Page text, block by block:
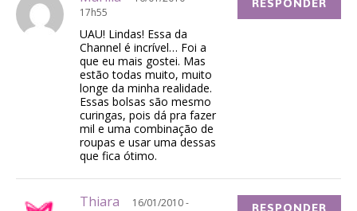
17h55
UAU! Lindas! Essa da
Channel é incrível… Foi a
que eu mais gostei. Mas
estão todas muito, muito
longe da minha realidade.
Essas bolsas são mesmo
curingas, pois dá pra fazer
mil e uma combinação de
roupas e usar uma dessas
que fica ótimo.
RESPONDER
Thiara
16/01/2010 -
RESPONDER